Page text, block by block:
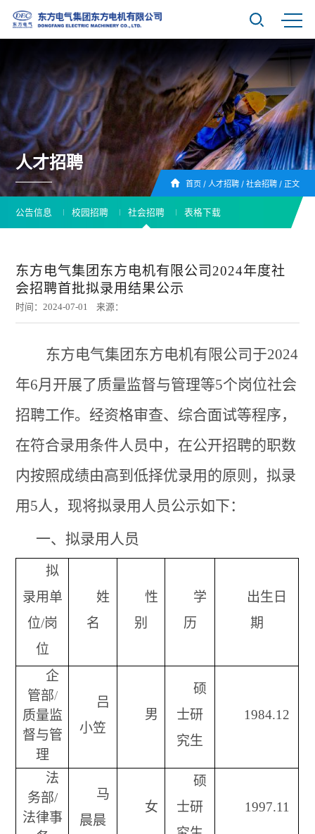
人才招聘
首页/ 人才招聘/ 社会招聘/ 正文
公告信息 校园招聘 社会招聘 表格下载
东方电气集团东方电机有限公司2024年度社
会招聘首批拟录用结果公示
时间：2024-07-01 来源：
东方电气集团东方电机有限公司于2024
年6月开展了质量监督与管理等5个岗位社会
招聘工作。经资格审查、综合面试等程序，
在符合录用条件人员中，在公开招聘的职数
内按照成绩由高到低择优录用的原则，拟录
用 5人，现将拟录用人员公示如下：
一、拟录用人员
拟
录用单
位/岗
位
姓
名
性
别
学
历
出生日
期
企
管部/
质量监
督与管
理
吕
小笠
男
硕
士研
究生
1984.12
法
务部/
法律事
马
晨晨
女
硕
士研
1997.11